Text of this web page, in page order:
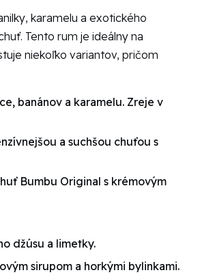
karamelu a exotického
Tento rum je ideálny na
niekoľko variantov, pričom
banánov a karamelu. Zreje v
a suchšou chuťou s
Bumbu Original s krémovým
džúsu a limetky.
sirupom a horkými bylinkami.